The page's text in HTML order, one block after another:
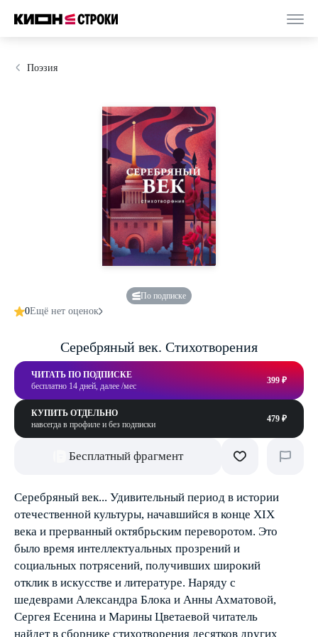
Поэзия
По подписке
0Ещё нет оценок
Серебряный век. Стихотворения
ЧИТАТЬ ПО ПОДПИСКЕ
бесплатно 14 дней, далее /мес
399 ₽
КУПИТЬ ОТДЕЛЬНО
навсегда в профиле и без подписки
479 ₽
Бесплатный фрагмент
Серебряный век... Удивительный период в истории
отечественной культуры, начавшийся в конце ХIХ
века и прерванный октябрьским переворотом. Это
было время интеллектуальных прозрений и
социальных потрясений, получивших широкий
отклик в искусстве и литературе. Наряду с
шедеврами Александра Блока и Анны Ахматовой,
Сергея Есенина и Марины Цветаевой читатель
найдет в сборнике стихотворения десятков других